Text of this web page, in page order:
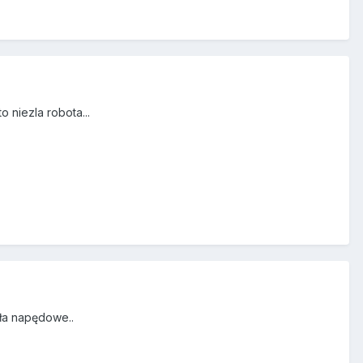
niezla robota...
napędowe..